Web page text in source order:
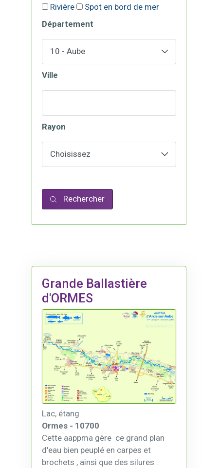
Rivière
Spot en bord de mer
Département
Ville
Rayon
Rechercher
Grande Ballastière
d'ORMES
Lac, étang
Ormes - 10700
Cette aappma gère ce grand plan
d'eau bien peuplé en carpes et
brochets , ainsi que des silures .